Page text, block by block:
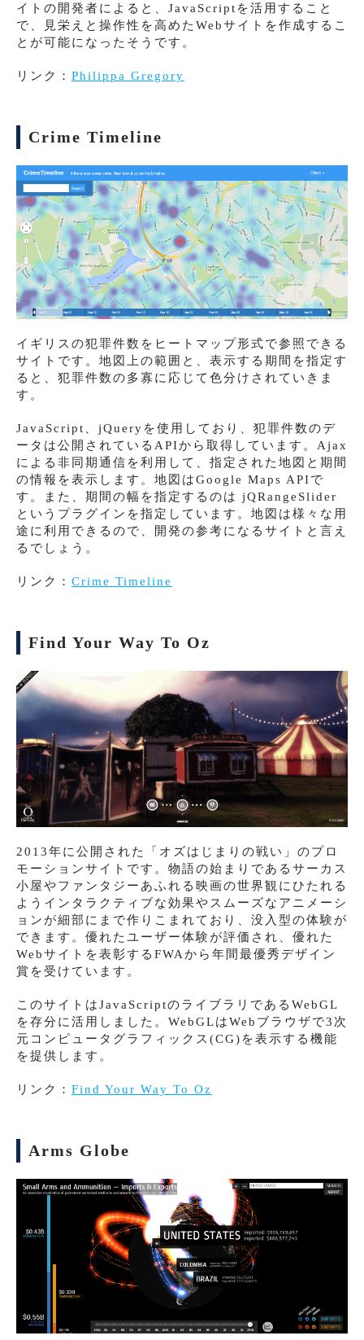
イトの開発者によると、JavaScriptを活用すること
で、見栄えと操作性を高めたWebサイトを作成するこ
とが可能になったそうです。
リンク： Philippa Gregory
Crime Timeline
イギリスの犯罪件数をヒートマップ形式で参照できる
サイトです。地図上の範囲と、表示する期間を指定す
ると、犯罪件数の多寡に応じて色分けされていきま
す。
JavaScript、jQueryを使用しており、犯罪件数のデ
ータは公開されているAPIから取得しています。Ajax
による非同期通信を利用して、指定された地図と期間
の情報を表示します。地図はGoogle Maps APIで
す。また、期間の幅を指定するのは jQRangeSlider
というプラグインを指定しています。地図は様々な用
途に利用できるので、開発の参考になるサイトと言え
るでしょう。
リンク： Crime Timeline
Find Your Way To Oz
2013年に公開された「オズはじまりの戦い」のプロ
モーションサイトです。物語の始まりであるサーカス
小屋やファンタジーあふれる映画の世界観にひたれる
ようインタラクティブな効果やスムーズなアニメーシ
ョンが細部にまで作りこまれており、没入型の体験が
できます。優れたユーザー体験が評価され、優れた
Webサイトを表彰するFWAから年間最優秀デザイン
賞を受けています。
このサイトはJavaScriptのライブラリであるWebGL
を存分に活用しました。WebGLはWebブラウザで3次
元コンピュータグラフィックス(CG)を表示する機能
を提供します。
リンク： Find Your Way To Oz
Arms Globe